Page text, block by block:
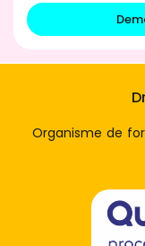
Organisme de